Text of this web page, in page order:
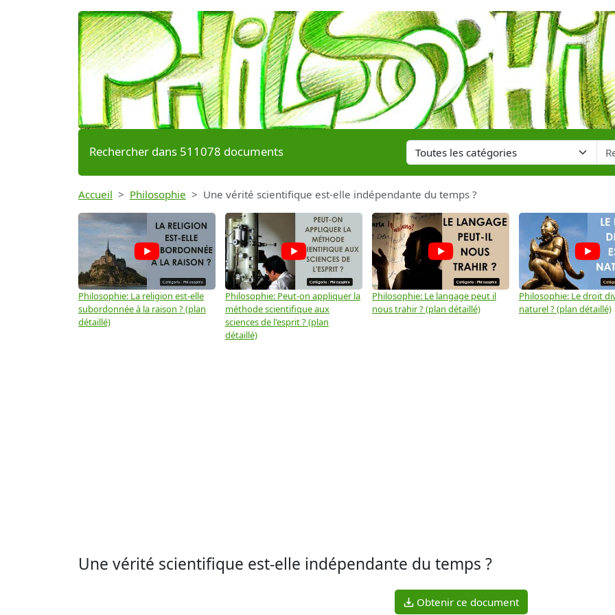
Rechercher dans 511078 documents
Accueil Philosophie Une vérité scientifique est-elle indépendante du temps ?
Philosophie: La religion est-elle
subordonnée à la raison ? (plan
détaillé)
Philosophie: Peut-on appliquer la
méthode scientifique aux
sciences de l'esprit ? (plan
détaillé)
Philosophie: Le langage peut il
nous trahir ? (plan détaillé)
Philosophie: Le droit
naturel ? (plan détaillé)
Une vérité scientifique est-elle indépendante du temps ?
Obtenir ce document